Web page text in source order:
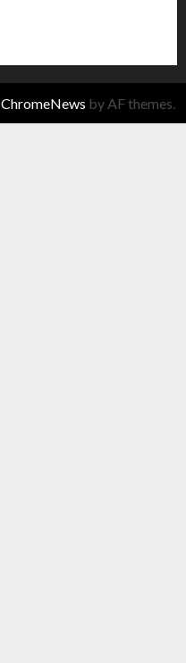
ChromeNews by AF themes.